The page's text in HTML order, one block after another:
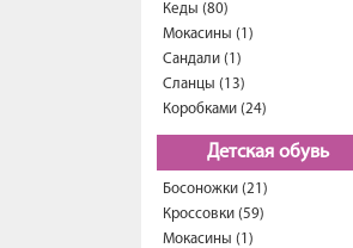
Кеды (80)
Мокасины (1)
Сандали (1)
Сланцы (13)
Коробками (24)
Детская обувь
Босоножки (21)
Кроссовки (59)
Мокасины (1)